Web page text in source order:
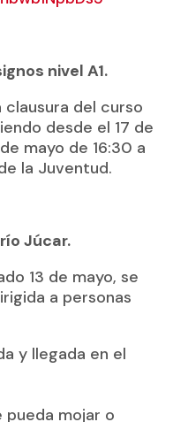
nivel A1.
del curso
desde el 17 de
mayo de 16:30 a
la Juventud.
Júcar.
13 de mayo, se
a personas
y llegada en el
pueda mojar o